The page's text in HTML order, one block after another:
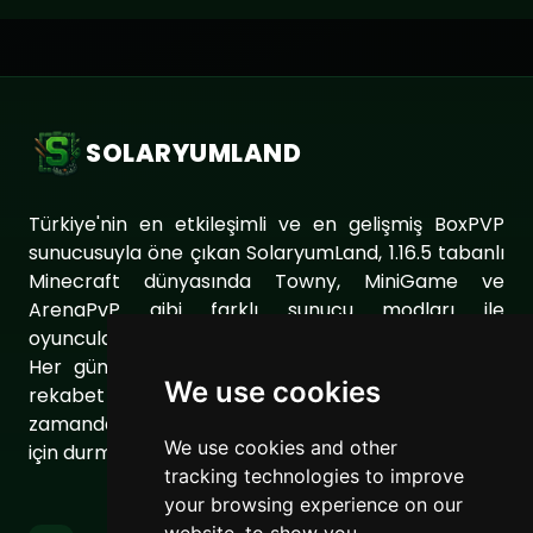
We use cookies
We use cookies and other
tracking technologies to improve
your browsing experience on our
SOLARYUMLAND
Türkiye'nin en etkileşimli ve en gelişmiş BoxPVP
sunucusuyla öne çıkan SolaryumLand, 1.16.5 tabanlı
Minecraft dünyasında Towny, MiniGame ve
ArenaPvP gibi farklı sunucu modları ile
oyuncularımıza eşsiz bir oyun deneyimi sunuyor.
Her gün sunucumuzu geliştirerek oyuncularımıza
rekabet dolu ve keyifli bir ortam sağlıyoruz. Aynı
zamanda topluluğumuzu daha da güçlendirmek
için durmaksızın çalışıyoruz.